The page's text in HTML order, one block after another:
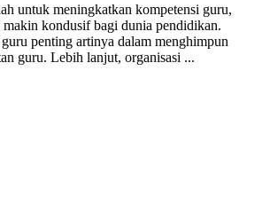
untuk meningkatkan kompetensi guru,
kondusif bagi dunia pendidikan.
penting artinya dalam menghimpun
guru. Lebih lanjut, organisasi ...